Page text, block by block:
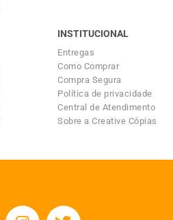
INSTITUCIONAL
Entregas
Como Comprar
Compra Segura
Política de privacidade
Central de Atendimento
Sobre a Creative Cópias